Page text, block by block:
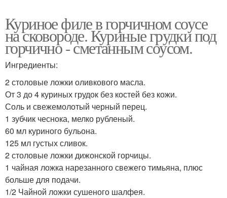
Куриное филе в горчичном соусе
на сковороде. Куриные грудки под
горчично - сметанным соусом.
Ингредиенты:
2 столовые ложки оливкового масла.
От 3 до 4 куриных грудок без костей без кожи.
Соль и свежемолотый черный перец.
1 зубчик чеснока, мелко рубленый.
60 мл куриного бульона.
125 мл густых сливок.
2 столовые ложки дижонской горчицы.
1 чайная ложка нарезанного свежего тимьяна, плюс
больше для подачи.
1/2 Чайной ложки сушеного шалфея.